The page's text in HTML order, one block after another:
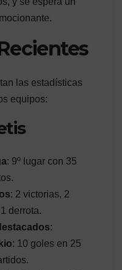
las estadísticas
equipos:
: 9º lugar con 35
: 2 victorias, 2
derrota.
:
: 10 goles en 25